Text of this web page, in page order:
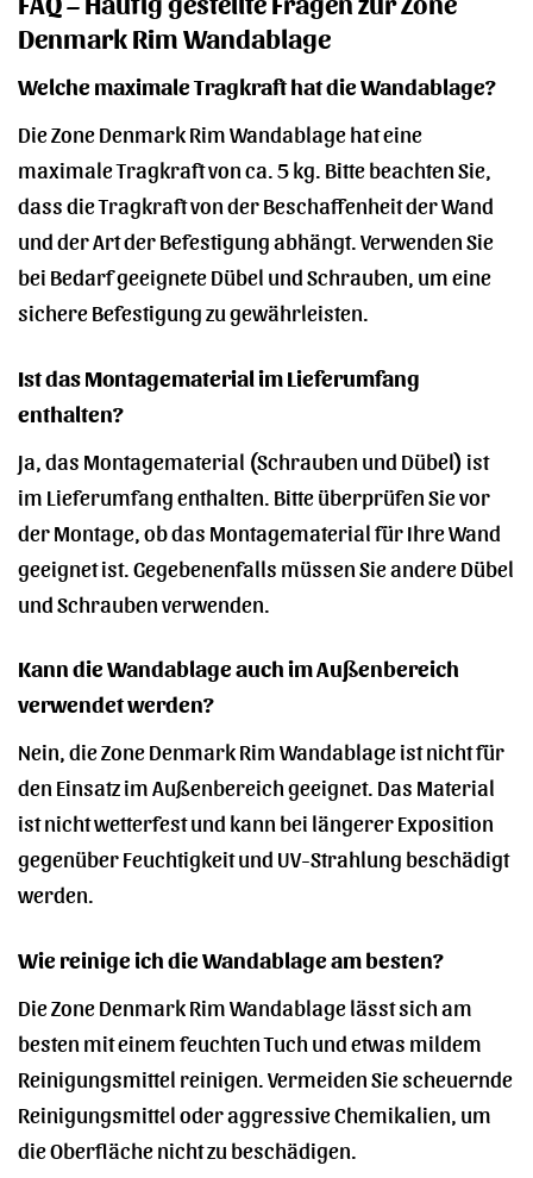
Denmark Rim Wandablage
Welche maximale Tragkraft hat die Wandablage?
Die Zone Denmark Rim Wandablage hat eine
maximale Tragkraft von ca. 5 kg. Bitte beachten Sie,
dass die Tragkraft von der Beschaffenheit der Wand
und der Art der Befestigung abhängt. Verwenden Sie
bei Bedarf geeignete Dübel und Schrauben, um eine
sichere Befestigung zu gewährleisten.
Ist das Montagematerial im Lieferumfang
enthalten?
Ja, das Montagematerial (Schrauben und Dübel) ist
im Lieferumfang enthalten. Bitte überprüfen Sie vor
der Montage, ob das Montagematerial für Ihre Wand
geeignet ist. Gegebenenfalls müssen Sie andere Dübel
und Schrauben verwenden.
Kann die Wandablage auch im Außenbereich
verwendet werden?
Nein, die Zone Denmark Rim Wandablage ist nicht für
den Einsatz im Außenbereich geeignet. Das Material
ist nicht wetterfest und kann bei längerer Exposition
gegenüber Feuchtigkeit und UV-Strahlung beschädigt
werden.
Wie reinige ich die Wandablage am besten?
Die Zone Denmark Rim Wandablage lässt sich am
besten mit einem feuchten Tuch und etwas mildem
Reinigungsmittel reinigen. Vermeiden Sie scheuernde
Reinigungsmittel oder aggressive Chemikalien, um
die Oberfläche nicht zu beschädigen.